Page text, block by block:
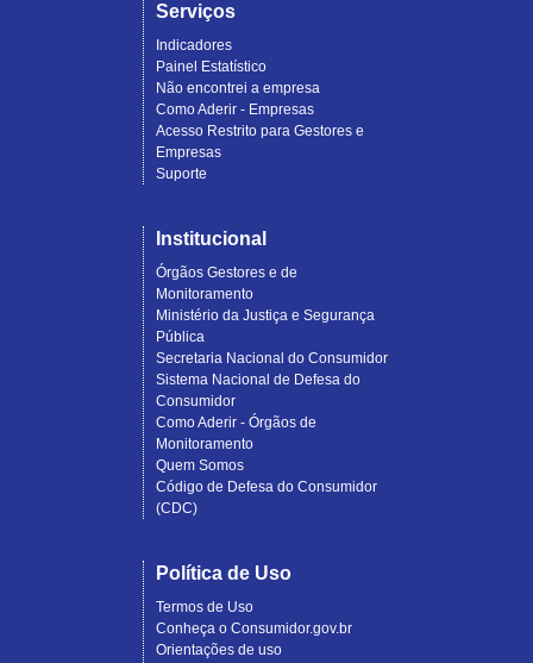
Serviços
Indicadores
Painel Estatístico
Não encontrei a empresa
Como Aderir - Empresas
Acesso Restrito para Gestores e
Empresas
Suporte
Institucional
Órgãos Gestores e de
Monitoramento
Ministério da Justiça e Segurança
Pública
Secretaria Nacional do Consumidor
Sistema Nacional de Defesa do
Consumidor
Como Aderir - Órgãos de
Monitoramento
Quem Somos
Código de Defesa do Consumidor
(CDC)
Política de Uso
Termos de Uso
Conheça o Consumidor.gov.br
Orientações de uso